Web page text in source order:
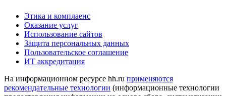
Этика и комплаенс
Оказание услуг
Использование сайтов
Защита персональных данных
Пользовательское соглашение
ИТ аккредитация
На информационном ресурсе hh.ru применяются
рекомендательные технологии (информационные технологии